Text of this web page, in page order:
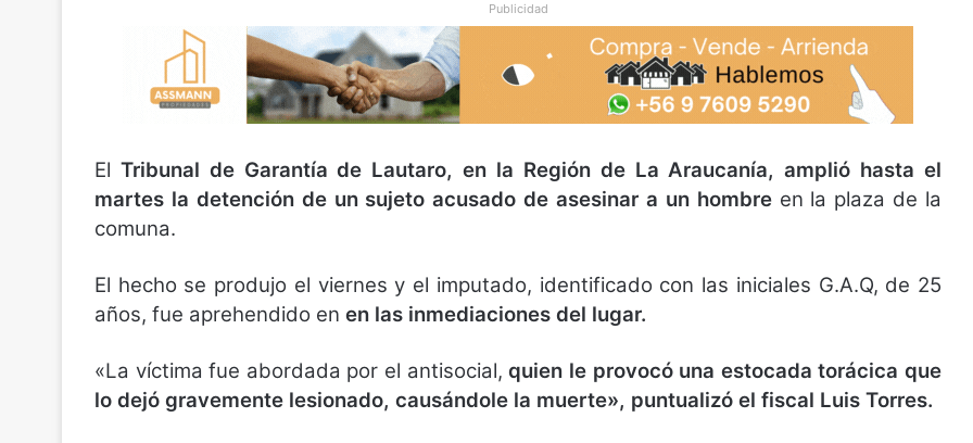
Publicidad
El Tribunal de Garantía de Lautaro, en la Región de La Araucanía, amplió hasta el
martes la detención de un sujeto acusado de asesinar a un hombreen la plaza de la
comuna.
El hecho se produjo el viernes y el imputado, identificado con las iniciales G.A.Q, de 25
años, fue aprehendido en en las inmediaciones del lugar.
«La víctima fue abordada por el antisocial,quien le provocó una estocada torácica que
lo dejó gravemente lesionado, causándole la muerte», puntualizó el fiscal Luis Torres.